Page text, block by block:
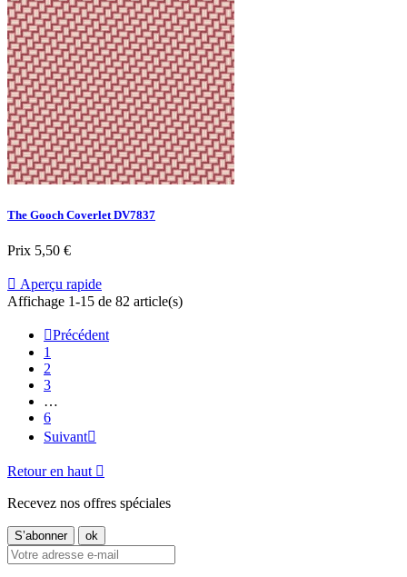
The Gooch Coverlet DV7837
Prix 5,50 €
 Aperçu rapide
Affichage 1-15 de 82 article(s)
Précédent
1
2
3
…
6
Suivant
Retour en haut 
Recevez nos offres spéciales